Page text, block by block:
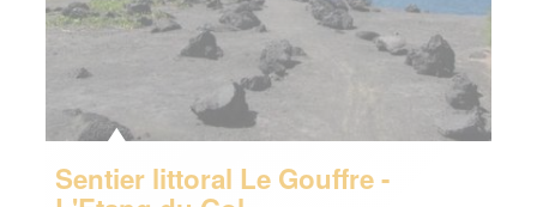
Sentier littoral Le Gouffre -